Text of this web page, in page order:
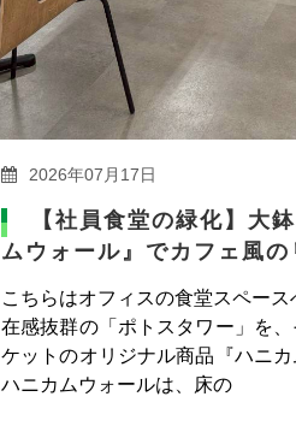
2026年07月17日
【社員食堂の緑化】大
ムウォール』でカフェ風の
こちらはオフィスの食堂スペー
在感抜群の「ポトスタワー」を
ケットのオリジナル商品『ハニ
ハニカムウォールは、床の